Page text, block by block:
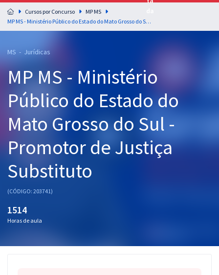
Preparação completa e intensiva para as principais
residências em saúde do Brasil
Cursos 20% OFF
Pós
Graduação
OAB
Mentorias
Questões grátis
Conteúdo gratuito
Aprovados
Cursos por Concurso
MP MS
MP MS - Ministério Público do Estado do Mato Grosso do Sul - Promotor de Justiça Substituto
MS - Jurídicas
MP MS - Ministério
Público do Estado do
Mato Grosso do Sul -
Promotor de Justiça
Substituto
(CÓDIGO: 203741)
1514
Horas de aula